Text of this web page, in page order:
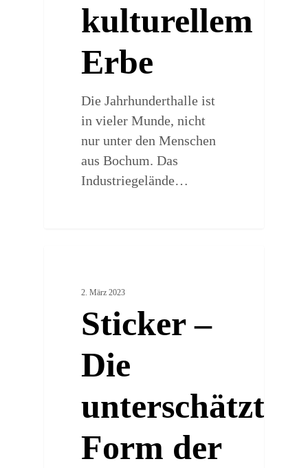
kulturellem
Erbe
Die Jahrhunderthalle ist
in vieler Munde, nicht
nur unter den Menschen
aus Bochum. Das
Industriegelände…
2. März 2023
Sticker –
Die
unterschätzte
Form der